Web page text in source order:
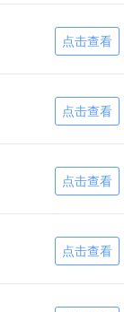
点击查看
点击查看
点击查看
点击查看